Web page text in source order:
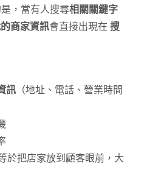
，當有人搜尋相關關鍵字
商家資訊會直接出現在搜
訊 （地址、電話、營業時間
於把店家放到顧客眼前，大